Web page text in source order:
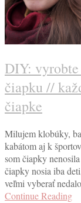
DIY:
čiapku //
čiapke
Milujem klobúky,
kabátom aj k
som čiapky
čiapky nosia iba
veľmi vyberať
Continue Reading